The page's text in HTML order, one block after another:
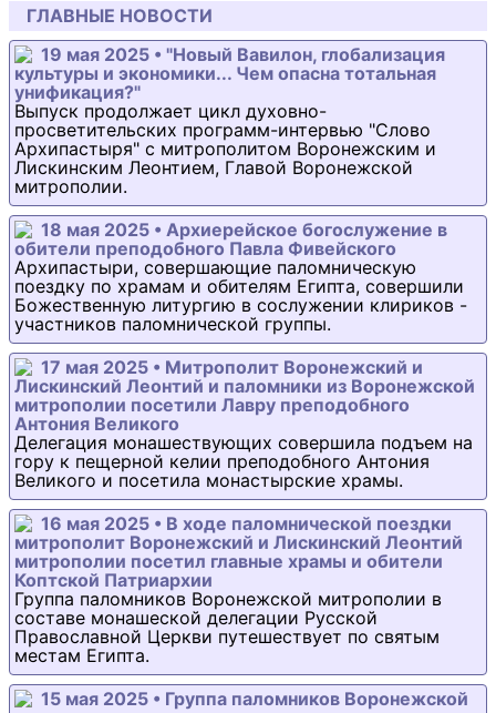
ГЛАВНЫЕ НОВОСТИ
19 мая 2025 • "Новый Вавилон, глобализация
культуры и экономики... Чем опасна тотальная
унификация?"
Выпуск продолжает цикл духовно-
просветительских программ-интервью "Слово
Архипастыря" с митрополитом Воронежским и
Лискинским Леонтием, Главой Воронежской
митрополии.
18 мая 2025 • Архиерейское богослужение в
обители преподобного Павла Фивейского
Архипастыри, совершающие паломническую
поездку по храмам и обителям Египта, совершили
Божественную литургию в сослужении клириков -
участников паломнической группы.
17 мая 2025 • Митрополит Воронежский и
Лискинский Леонтий и паломники из Воронежской
митрополии посетили Лавру преподобного
Антония Великого
Делегация монашествующих совершила подъем на
гору к пещерной келии преподобного Антония
Великого и посетила монастырские храмы.
16 мая 2025 • В ходе паломнической поездки
митрополит Воронежский и Лискинский Леонтий
митрополии посетил главные храмы и обители
Коптской Патриархии
Группа паломников Воронежской митрополии в
составе монашеской делегации Русской
Православной Церкви путешествует по святым
местам Египта.
15 мая 2025 • Группа паломников Воронежской